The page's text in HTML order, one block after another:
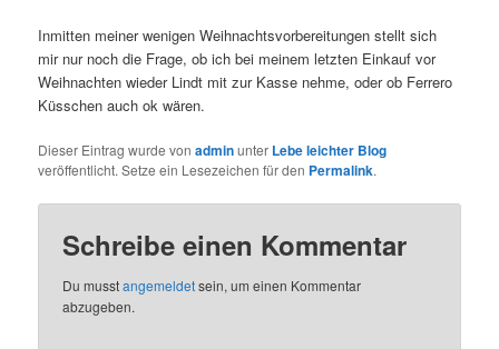
Inmitten meiner wenigen Weihnachtsvorbereitungen stellt sich
mir nur noch die Frage, ob ich bei meinem letzten Einkauf vor
Weihnachten wieder Lindt mit zur Kasse nehme, oder ob Ferrero
Küsschen auch ok wären.
Dieser Eintrag wurde vonadminunter Lebe leichter Blog
veröffentlicht. Setze ein Lesezeichen für den Permalink.
Schreibe einen Kommentar
Du musstangemeldetsein, um einen Kommentar
abzugeben.